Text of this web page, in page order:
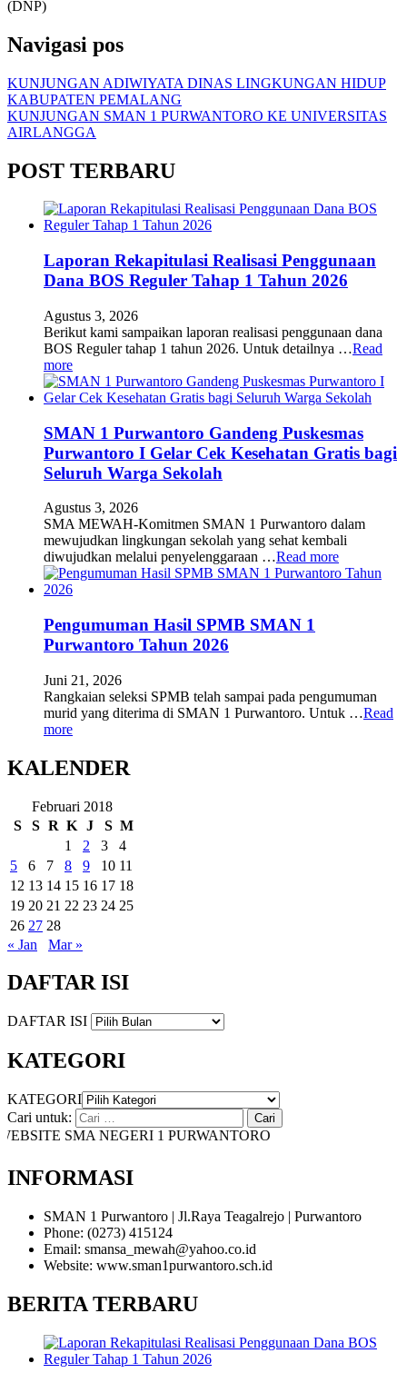
(DNP)
Navigasi pos
KUNJUNGAN ADIWIYATA DINAS LINGKUNGAN HIDUP
KABUPATEN PEMALANG
KUNJUNGAN SMAN 1 PURWANTORO KE UNIVERSITAS
AIRLANGGA
POST TERBARU
Laporan Rekapitulasi Realisasi Penggunaan
Dana BOS Reguler Tahap 1 Tahun 2026
Agustus 3, 2026
Berikut kami sampaikan laporan realisasi penggunaan dana
BOS Reguler tahap 1 tahun 2026. Untuk detailnya …Read
more
SMAN 1 Purwantoro Gandeng Puskesmas
Purwantoro I Gelar Cek Kesehatan Gratis bagi
Seluruh Warga Sekolah
Agustus 3, 2026
SMA MEWAH-Komitmen SMAN 1 Purwantoro dalam
mewujudkan lingkungan sekolah yang sehat kembali
diwujudkan melalui penyelenggaraan …Read more
Pengumuman Hasil SPMB SMAN 1
Purwantoro Tahun 2026
Juni 21, 2026
Rangkaian seleksi SPMB telah sampai pada pengumuman
murid yang diterima di SMAN 1 Purwantoro. Untuk …Read
more
KALENDER
Februari 2018
S
S R K J S M
1
2 3
4
5
6 7 8 9 10 11
12 13 14 15 16 17 18
19 20 21 22 23 24 25
26 27 28
« Jan
Mar »
DAFTAR ISI
DAFTAR ISI
KATEGORI
KATEGORI
Cari untuk:
SMA NEGERI 1 PURWANTORO
INFORMASI
SMAN 1 Purwantoro | Jl.Raya Teagalrejo | Purwantoro
Phone: (0273) 415124
Email: smansa_mewah@yahoo.co.id
Website: www.sman1purwantoro.sch.id
BERITA TERBARU